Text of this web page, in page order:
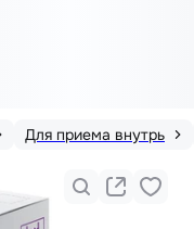
Для приема внутрь